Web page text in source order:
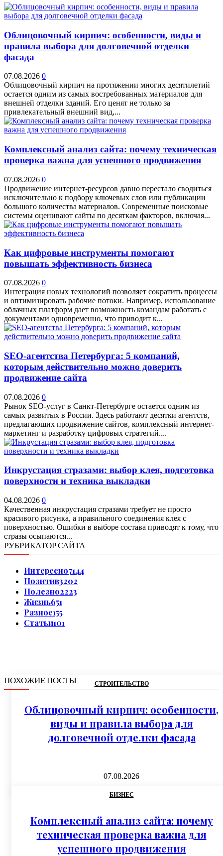
Облицовочный кирпич: особенности, виды и
правила выбора для долговечной отделки
фасада
07.08.2026 0
Облицовочный кирпич на протяжении многих десятилетий
остается одним из самых востребованных материалов для
внешней отделки зданий. Его ценят не только за
привлекательный внешний вид,...
Комплексный анализ сайта: почему техническая
проверка важна для успешного продвижения
07.08.2026 0
Продвижение интернет-ресурсов давно перестало сводиться
исключительно к подбору ключевых слов или публикации
большого количества материалов. Современные поисковые
системы оценивают сайты по десяткам факторов, включая...
Как цифровые инструменты помогают
повышать эффективность бизнеса
07.08.2026 0
Интеграция новых технологий позволяет сократить процессы
и оптимизировать рабочие потоки. Например, использование
облачных платформ дает возможность командам работать с
документами одновременно, что приводит к...
SEO-агентства Петербурга: 5 компаний,
которым действительно можно доверить
продвижение сайта
07.08.2026 0
Рынок SEO-услуг в Санкт-Петербурге остается одним из
самых развитых в России. Здесь работают десятки агентств,
предлагающих продвижение сайтов, комплексный интернет-
маркетинг и разработку цифровых стратегий....
Инкрустация стразами: выбор клея, подготовка
поверхности и техника выкладки
04.08.2026 0
Качественная инкрустация стразами требует не просто
красивого рисунка, а правильного соединения клея с
поверхностью. Ошибки в выборе состава приводят к тому, что
стразы осыпаются...
РУБРИКАТОР САЙТА
Интересно7144
Позитив3202
Полезно2223
Жизнь651
Разное155
Статьи101
ПОХОЖИЕ ПОСТЫ СТРОИТЕЛЬСТВО
Облицовочный кирпич: особенности,
виды и правила выбора для
долговечной отделки фасада
07.08.2026
БИЗНЕС
Комплексный анализ сайта: почему
техническая проверка важна для
успешного продвижения